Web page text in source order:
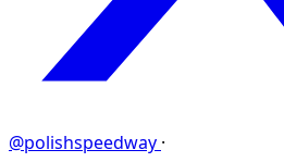
@polishspeedway ·